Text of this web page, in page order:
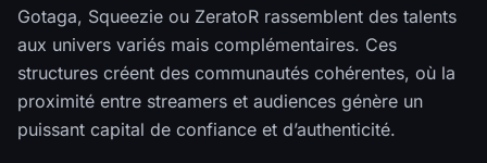
Gotaga, Squeezie ou ZeratoR rassemblent des talents
aux univers variés mais complémentaires. Ces
structures créent des communautés cohérentes, où la
proximité entre streamers et audiences génère un
puissant capital de confiance et d’authenticité.